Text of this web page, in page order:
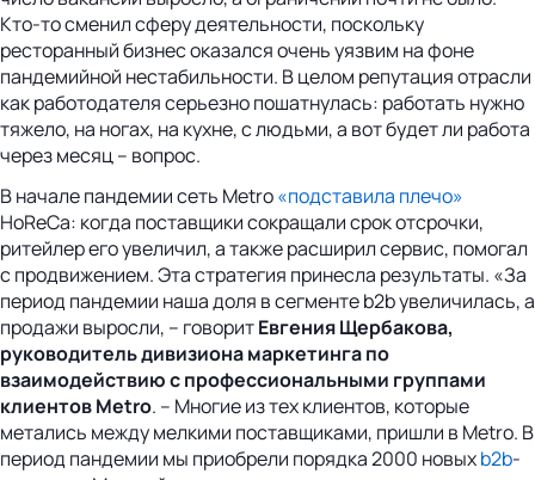
Кто-то сменил сферу деятельности, поскольку
ресторанный бизнес оказался очень уязвим на фоне
пандемийной нестабильности. В целом репутация отрасли
как работодателя серьезно пошатнулась: работать нужно
тяжело, на ногах, на кухне, с людьми, а вот будет ли работа
через месяц – вопрос.
В начале пандемии сеть Metro«подставила плечо»
HoReCa: когда поставщики сокращали срок отсрочки,
ритейлер его увеличил, а также расширил сервис, помогал
с продвижением. Эта стратегия принесла результаты. «За
период пандемии наша доля в сегменте b2b увеличилась, а
продажи выросли, – говоритЕвгения Щербакова,
руководитель дивизиона маркетинга по
взаимодействию с профессиональными группами
клиентов Metro. – Многие из тех клиентов, которые
метались между мелкими поставщиками, пришли в Metro. В
период пандемии мы приобрели порядка 2000 новыхb2b-